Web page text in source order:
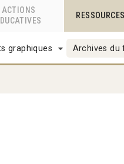
ACTIONS
RESSOURCES
graphiques Archives du